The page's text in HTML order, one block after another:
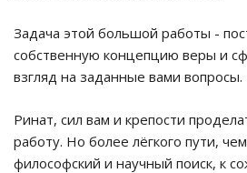
Задача этой большой работы -
собственную концепцию веры и
взгляд на заданные вами вопросы.
Ринат, сил вам и крепости
работу. Но более лёгкого пути,
философский и научный поиск, к